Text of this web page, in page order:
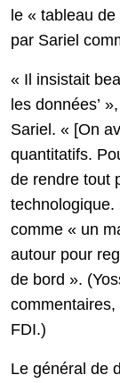
le « tableau
par Sariel
« Il insistait
les données’
Sariel. « [On
quantitatifs.
de rendre tout
technologique.
comme « un
autour pour
de bord ».
FDI.)
Le général de